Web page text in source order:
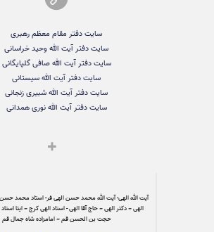
سایت دفتر مقام معظم رهبری
سایت دفتر آیت الله وحید خراسانی
سایت دفتر آیت الله صافی گلپایگانی
سایت دفتر آیت الله سیستانی
سایت دفتر آیت الله شبیری زنجانی
سایت دفتر آیت الله نوری همدانی
آیت الله الهی- آیت الله محمد حسن الهی فر- استاد محمد حسن
الهی – دکتر الهی – حاج آقا الهی - استاد الهی کرج – ایتا
حجت بن الحسن قم – امامزاده شاه جمال قم